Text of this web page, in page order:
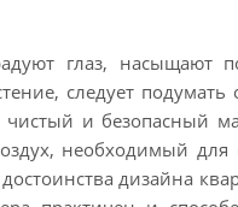
глаз, насыщают
следует
и безопасный
необходимый
дизайна